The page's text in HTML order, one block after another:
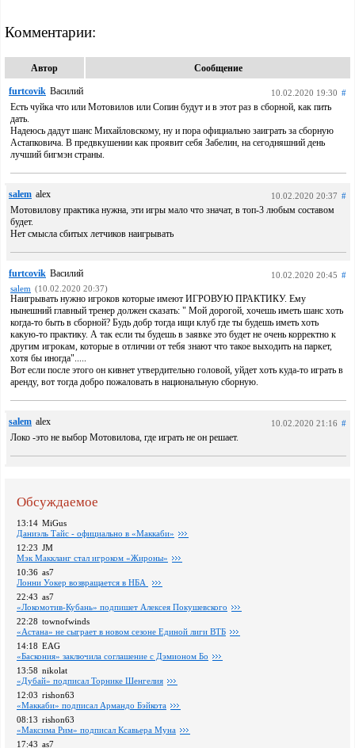
Комментарии:
Автор Сообщение
furtcovik Василий 10.02.2020 19:30 #
Есть чуйка что или Мотовилов или Сопин будут и в этот раз в сборной, как пить
дать.
Надеюсь дадут шанс Михайловскому, ну и пора официально заиграть за сборную
Астапковича. В предвкушении как проявит себя Забелин, на сегодняшний день
лучший бигмэн страны.
salem alex 10.02.2020 20:37 #
Мотовилову практика нужна, эти игры мало что значат, в топ-3 любым составом
будет.
Нет смысла сбитых летчиков наигрывать
furtcovik Василий 10.02.2020 20:45 #
salem (10.02.2020 20:37)
Наигрывать нужно игроков которые имеют ИГРОВУЮ ПРАКТИКУ. Ему
нынешний главный тренер должен сказать: " Мой дорогой, хочешь иметь шанс хоть
когда-то быть в сборной? Будь добр тогда ищи клуб где ты будешь иметь хоть
какую-то практику. А так если ты будешь в заявке это будет не очень корректно к
другим игрокам, которые в отличии от тебя знают что такое выходить на паркет,
хотя бы иногда".....
Вот если после этого он кивнет утвердительно головой, уйдет хоть куда-то играть в
аренду, вот тогда добро пожаловать в национальную сборную.
salem alex 10.02.2020 21:16 #
Локо -это не выбор Мотовилова, где играть не он решает.
Обсуждаемое
13:14 MiGus
Даниэль Тайс - официально в «Маккаби»
12:23 JM
Мэк Маккланг стал игроком «Жироны»
10:36 as7
Лонни Уокер возвращается в НБА
22:43 as7
«Локомотив-Кубань» подпишет Алексея Покушевского
22:28 townofwinds
«Астана» не сыграет в новом сезоне Единой лиги ВТБ
14:18 EAG
«Баскония» заключила соглашение с Дэмионом Бо
13:58 nikolat
«Дубай» подписал Торнике Шенгелия
12:03 rishon63
«Маккаби» подписал Армандо Бэйкота
08:13 rishon63
«Максима Рим» подписал Ксавьера Муна
17:43 as7